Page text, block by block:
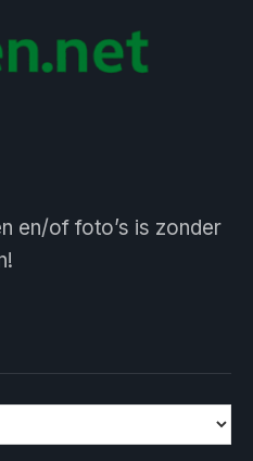
en/of foto’s is zonder